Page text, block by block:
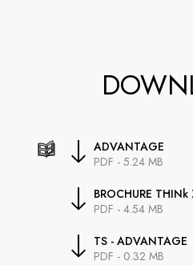
ADVANTAGE
PDF - 5.24 MB
BROCHURE THINk
PDF - 4.54 MB
TS - ADVANTAGE
PDF - 0.32 MB